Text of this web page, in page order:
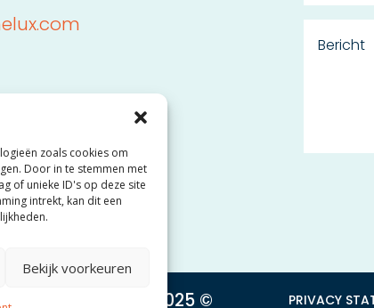
zoals cookies om
Door in te stemmen met
of unieke ID's op deze site
intrekt, kan dit een
Bekijk voorkeuren
BENELUX DEALER 2025 © PRIVACY